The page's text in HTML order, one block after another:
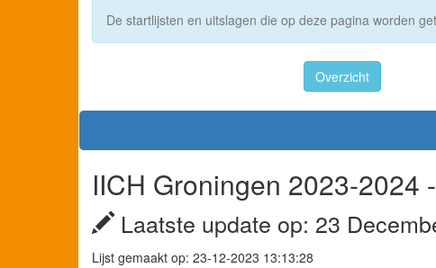
De startlijsten en uitslagen die op deze pagina worden
Overzicht
IICH Groningen 2023-2024
Laatste update op: 23
Lijst gemaakt op: 23-12-2023 13:13:28